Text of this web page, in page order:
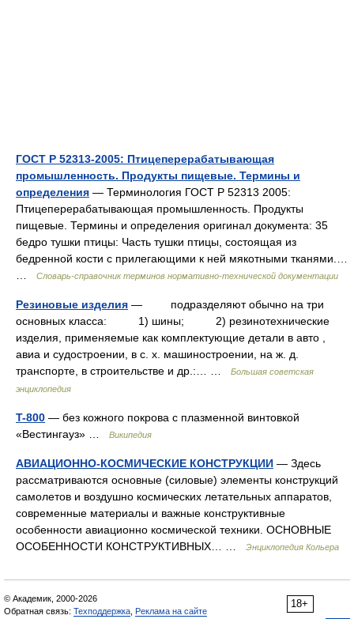
ГОСТ Р 52313-2005: Птицеперерабатывающая
промышленность. Продукты пищевые. Термины и
определения — Терминология ГОСТ Р 52313 2005:
Птицеперерабатывающая промышленность. Продукты
пищевые. Термины и определения оригинал документа: 35
бедро тушки птицы: Часть тушки птицы, состоящая из
бедренной кости с прилегающими к ней мякотными тканями.…
Словарь-справочник терминов нормативно-технической документации
Резиновые изделия — подразделяют обычно на три
основных класса: 1) шины; 2) резинотехнические
изделия, применяемые как комплектующие детали в авто ,
авиа и судостроении, в с. х. машиностроении, на ж. д.
транспорте, в строительстве и др.:… …
Большая советская
энциклопедия
T-800 — без кожного покрова с плазменной винтовкой
«Вестингауз» …
Википедия
АВИАЦИОННО-КОСМИЧЕСКИЕ КОНСТРУКЦИИ — Здесь
рассматриваются основные (силовые) элементы конструкций
самолетов и воздушно космических летательных аппаратов,
современные материалы и важные конструктивные
особенности авиационно космической техники. ОСНОВНЫЕ
ОСОБЕННОСТИ КОНСТРУКТИВНЫХ… …
Энциклопедия Кольера
18+
© Академик, 2000-2026
Обратная связь: Техподдержка Реклама на сайте